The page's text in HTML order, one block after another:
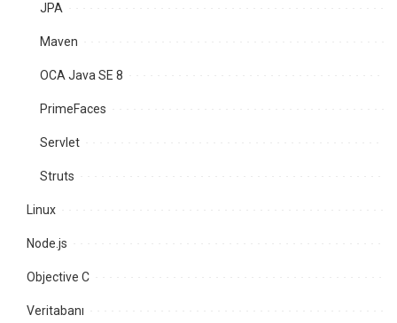
JPA
Maven
OCA Java SE 8
PrimeFaces
Servlet
Struts
Linux
Node.js
Objective C
Veritabanı